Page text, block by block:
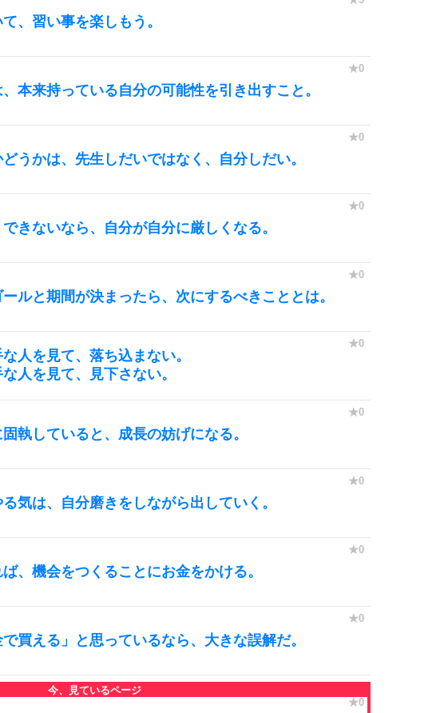
、習い事を楽しもう。
本来持っている自分の可能性を引き出すこと。
うかは、先生しだいではなく、自分しだい。
きないなら、自分が自分に厳しくなる。
ルと期間が決まったら、次にするべきこととは。
人を見て、落ち込まない。
人を見て、見下さない。
執していると、成長の妨げになる。
気は、自分磨きをしながら出していく。
、機会をつくることにお金をかける。
で買える」と思っているなら、大きな誤解だ。